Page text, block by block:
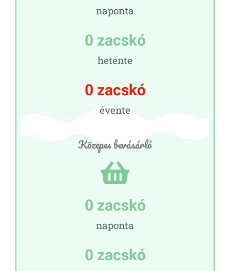
naponta
hetente
0 zacskó
évente
0 zacskó
Közepes bevásárló
naponta
0 zacskó
0 zacskó